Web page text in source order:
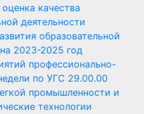
качества
деятельности
образовательной
2023-2025 год
профессионально-
по УГС 29.00.00
промышленности и
технологии